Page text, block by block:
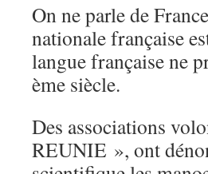
On ne parle de
nationale française
langue française ne
ème siècle.
Des associations
REUNIE », ont